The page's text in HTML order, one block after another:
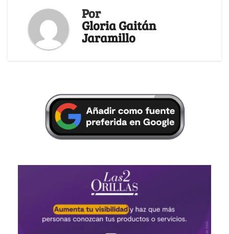
Por
Gloria Gaitán
Jaramillo